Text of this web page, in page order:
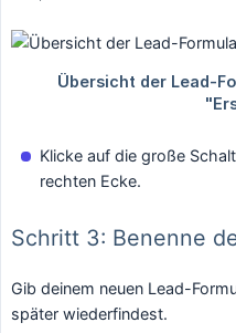
Klicke auf die große
rechten Ecke.
Schritt 3: Benenne
Gib deinem neuen Lead-
später wiederfindest.